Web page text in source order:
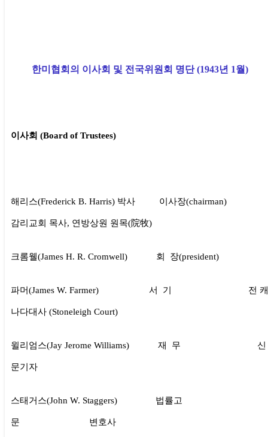
한미협회의 이사회 및 전국위원회 명단 (1943년 1월)
이사회 (Board of Trustees)
해리스(Frederick B. Harris) 박사 이사장(chairman)
감리교회 목사, 연방상원 원목(院牧)
크롬웰(James H. R. Cromwell) 회 장(president)
파머(James W. Farmer) 서 기 전 캐
나다대사 (Stoneleigh Court)
윌리엄스(Jay Jerome Williams) 재 무 신
문기자
스태거스(John W. Staggers) 법률고
문 변호사